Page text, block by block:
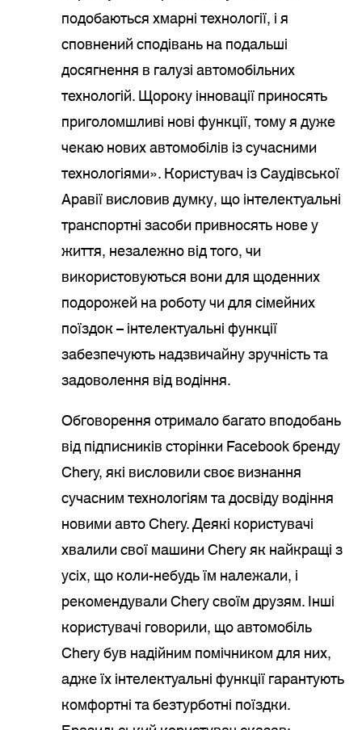
подобаються хмарні технології, і я
сповнений сподівань на подальші
досягнення в галузі автомобільних
технологій. Щороку інновації приносять
приголомшливі нові функції, тому я дуже
чекаю нових автомобілів із сучасними
технологіями». Користувач із Саудівської
Аравії висловив думку, що інтелектуальні
транспортні засоби привносять нове у
життя, незалежно від того, чи
використовуються вони для щоденних
подорожей на роботу чи для сімейних
поїздок – інтелектуальні функції
забезпечують надзвичайну зручність та
задоволення від водіння.
Обговорення отримало багато вподобань
від підписників сторінки Facebook бренду
Chery, які висловили своє визнання
сучасним технологіям та досвіду водіння
новими авто Chery. Деякі користувачі
хвалили свої машини Chery як найкращі з
усіх, що коли-небудь їм належали, і
рекомендували Chery своїм друзям. Інші
користувачі говорили, що автомобіль
Chery був надійним помічником для них,
адже їх інтелектуальні функції гарантують
комфортні та безтурботні поїздки.